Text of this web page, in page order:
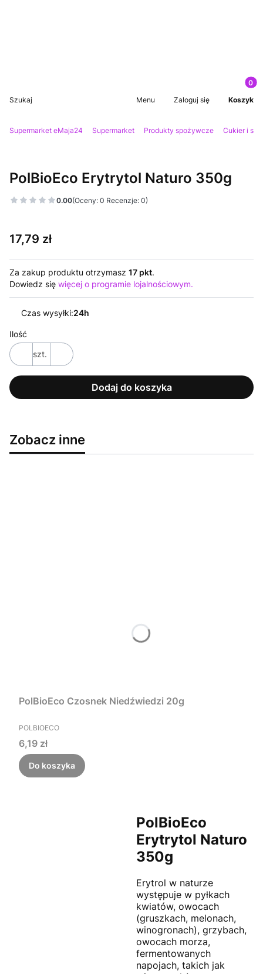
Szukaj Menu Zaloguj się Koszyk
Supermarket eMaja24 Supermarket Produkty spożywcze Cukier i
PolBioEco Erytrytol Naturo 350g
0.00(Oceny: 0 Recenzje: 0)
Cena
17,79 zł
Za zakup produktu otrzymasz 17 pkt.
Dowiedz się więcej o programie lojalnościowym.
Czas wysyłki:24h
Ilość
szt.
Dodaj do koszyka
Zobacz inne
PolBioEco Czosnek Niedźwiedzi 20g
PRODUCENT
POLBIOECO
Cena
6,19 zł
Do koszyka
PolBioEco
Erytrytol Naturo
350g
Erytrol w naturze
występuje w pyłkach
kwiatów, owocach
(gruszkach, melonach,
winogronach), grzybach,
owocach morza,
fermentowanych
napojach, takich jak